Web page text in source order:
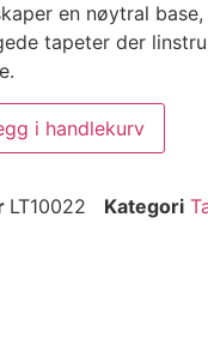
en nøytral
tapeter der
i handlekurv
LT10022 Kategori